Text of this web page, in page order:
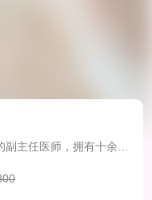
主任医师，拥有十余年